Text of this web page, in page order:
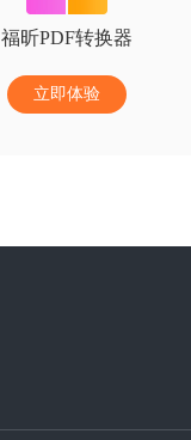
福昕PDF转换器
立即体验